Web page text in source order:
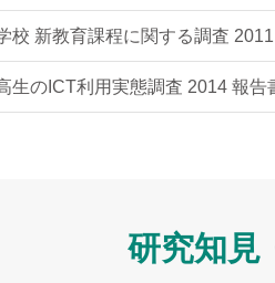
校 新教育課程に関する調査 2011
生のICT利用実態調査 2014 報告
研究知見